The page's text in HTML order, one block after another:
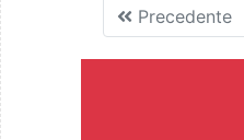
Precedente